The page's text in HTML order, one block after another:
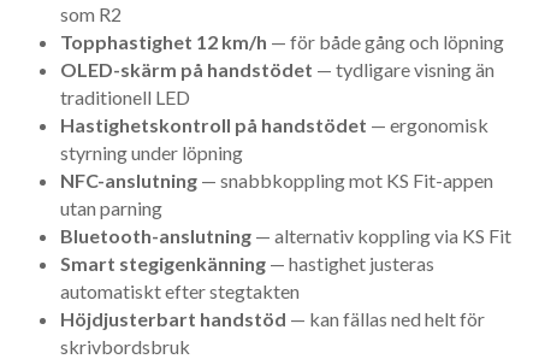
som R2
Topphastighet 12 km/h — för både gång och löpning
OLED-skärm på handstödet — tydligare visning än
traditionell LED
Hastighetskontroll på handstödet — ergonomisk
styrning under löpning
NFC-anslutning — snabbkoppling mot KS Fit-appen
utan parning
Bluetooth-anslutning — alternativ koppling via KS Fit
Smart stegigenkänning — hastighet justeras
automatiskt efter stegtakten
Höjdjusterbart handstöd — kan fällas ned helt för
skrivbordsbruk